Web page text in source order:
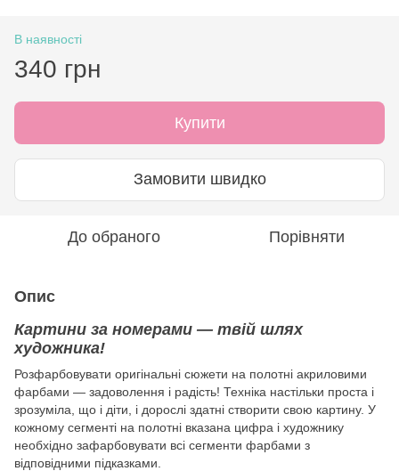
В наявності
340 грн
Купити
Замовити швидко
До обраного Порівняти
Опис
Картини за номерами — твій шлях
художника!
Розфарбовувати оригінальні сюжети на полотні акриловими
фарбами — задоволення і радість! Техніка настільки проста і
зрозуміла, що і діти, і дорослі здатні створити свою картину. У
кожному сегменті на полотні вказана цифра і художнику
необхідно зафарбовувати всі сегменти фарбами з
відповідними підказками.